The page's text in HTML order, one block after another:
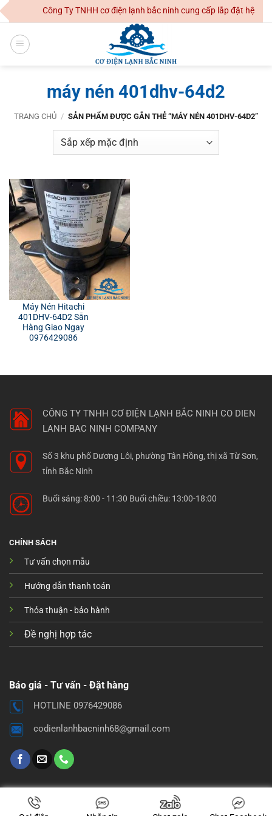
Skip
to
content
Công Ty TNHH cơ điện lạnh bắc ninh cung cấp lắp đặt hệ
máy nén 401dhv-64d2
TRANG CHỦ / SẢN PHẨM ĐƯỢC GẮN THẺ “MÁY NÉN 401DHV-64D2”
Máy Nén Hitachi
401DHV-64D2 Sẵn
Hàng Giao Ngay
0976429086
CÔNG TY TNHH CƠ ĐIỆN LẠNH BẮC NINH CO DIEN
LANH BAC NINH COMPANY
Số 3 khu phố Dương Lôi, phường Tân Hồng, thị xã Từ Sơn,
tỉnh Bắc Ninh
Buổi sáng: 8:00 - 11:30 Buổi chiều: 13:00-18:00
CHÍNH SÁCH
Tư vấn chọn mẫu
Hướng dẫn thanh toán
Thỏa thuận - bảo hành
Đề nghị hợp tác
Báo giá - Tư vấn - Đặt hàng
HOTLINE 0976429086
codienlanhbacninh68@gmail.com